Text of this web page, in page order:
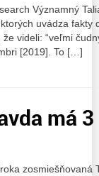
Významný
uvádza fakty
videli: “veľmi
[2019]. To […]
má
zosmiešňovaná